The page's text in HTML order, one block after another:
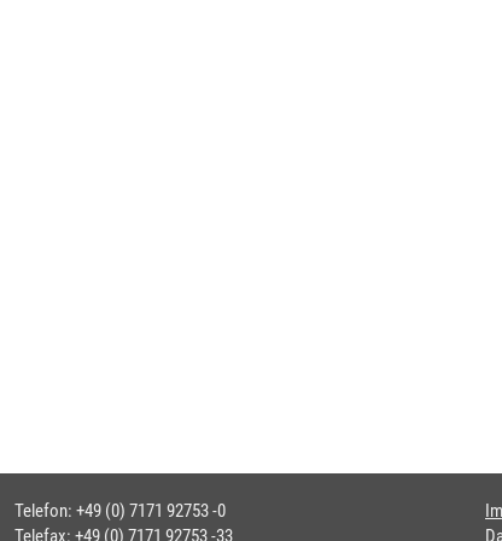
Telefon: +49 (0) 7171 92753 -0
Telefax: +49 (0) 7171 92753 -33